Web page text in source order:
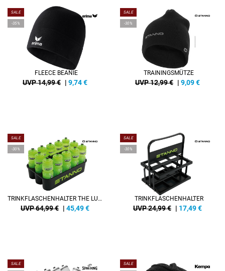
SALE
-35%
FLEECE BEANIE
UVP 14,99 € | 9,74€
SALE
-30%
TRAININGSMÜTZE
UVP 12,99 € | 9,09€
SALE
-30%
TRINKFLASCHENHALTER THE LUXE
UVP 64,99 € | 45,49€
SALE
-30%
TRINKFLASCHENHALTER
UVP 24,99 € | 17,49€
SALE SALE